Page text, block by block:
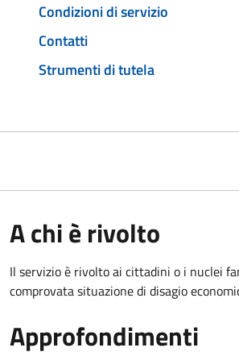
Condizioni di servizio
Contatti
Strumenti di tutela
A chi è rivolto
Il servizio è rivolto ai cittadini o i nuclei
comprovata situazione di disagio
Approfondimenti